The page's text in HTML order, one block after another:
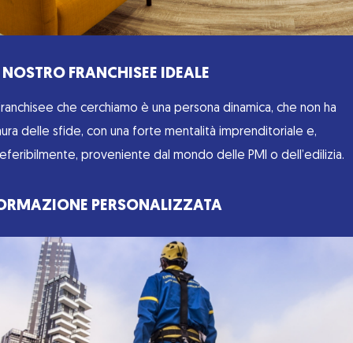
NOSTRO FRANCHISEE IDEALE
che cerchiamo è una persona dinamica, che non ha
delle sfide, con una forte mentalità imprenditoriale e,
proveniente dal mondo delle PMI o dell’edilizia.
PERSONALIZZATA